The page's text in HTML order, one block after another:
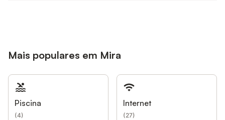
Mais populares em Mira
Piscina
(4)
Internet
(27)